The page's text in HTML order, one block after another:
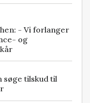
- Vi forlanger
og
søge tilskud til